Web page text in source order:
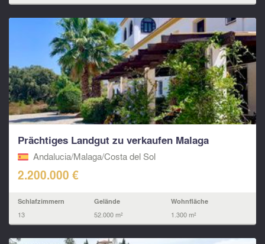
Prächtiges Landgut zu verkaufen Malaga
Andalucia/Malaga/Costa del Sol
2.200.000 €
Schlafzimmern
13
Gelände
52.000 m²
Wohnfläche
1.300 m²